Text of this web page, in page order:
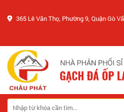
365 Lê Văn Thọ, Phường 9, Quận Gò